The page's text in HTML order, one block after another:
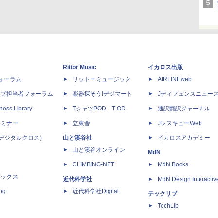
ーラム
担当者フォーラム
Library
ナー
ジタルクロス）
クス
Rittor Music
リットーミュージック
楽器探そう!デジマート
TシャツPOD T-OD
立東舎
山と溪谷社
山と溪谷オンライン
CLIMBING-NET
近代科学社
近代科学社Digital
イカロス出版
AIRLINEweb
Jディフェンスニュー
通訳翻訳ジャーナル
JレスキューWeb
イカロスアカデミー
MdN
MdN Books
MdN Design
テックリブ
TechLib